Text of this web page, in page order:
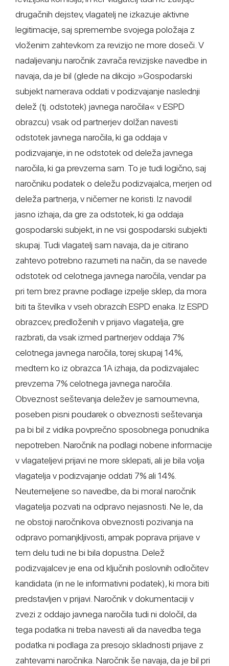
drugačnih dejstev, vlagatelj ne izkazuje aktivne
legitimacije, saj spremembe svojega položaja z
vloženim zahtevkom za revizijo ne more doseči. V
nadaljevanju naročnik zavrača revizijske navedbe in
navaja, da je bil (glede na dikcijo »Gospodarski
subjekt namerava oddati v podizvajanje naslednji
delež (tj. odstotek) javnega naročila« v ESPD
obrazcu) vsak od partnerjev dolžan navesti
odstotek javnega naročila, ki ga oddaja v
podizvajanje, in ne odstotek od deleža javnega
naročila, ki ga prevzema sam. To je tudi logično, saj
naročniku podatek o deležu podizvajalca, merjen od
deleža partnerja, v ničemer ne koristi. Iz navodil
jasno izhaja, da gre za odstotek, ki ga oddaja
gospodarski subjekt, in ne vsi gospodarski subjekti
skupaj. Tudi vlagatelj sam navaja, da je citirano
zahtevo potrebno razumeti na način, da se navede
odstotek od celotnega javnega naročila, vendar pa
pri tem brez pravne podlage izpelje sklep, da mora
biti ta številka v vseh obrazcih ESPD enaka. Iz ESPD
obrazcev, predloženih v prijavo vlagatelja, gre
razbrati, da vsak izmed partnerjev oddaja 7%
celotnega javnega naročila, torej skupaj 14%,
medtem ko iz obrazca 1A izhaja, da podizvajalec
prevzema 7% celotnega javnega naročila.
Obveznost seštevanja deležev je samoumevna,
poseben pisni poudarek o obveznosti seštevanja
pa bi bil z vidika povprečno sposobnega ponudnika
nepotreben. Naročnik na podlagi nobene informacije
v vlagateljevi prijavi ne more sklepati, ali je bila volja
vlagatelja v podizvajanje oddati 7% ali 14%.
Neutemeljene so navedbe, da bi moral naročnik
vlagatelja pozvati na odpravo nejasnosti. Ne le, da
ne obstoji naročnikova obveznosti pozivanja na
odpravo pomanjkljivosti, ampak poprava prijave v
tem delu tudi ne bi bila dopustna. Delež
podizvajalcev je ena od ključnih poslovnih odločitev
kandidata (in ne le informativni podatek), ki mora biti
predstavljen v prijavi. Naročnik v dokumentaciji v
zvezi z oddajo javnega naročila tudi ni določil, da
tega podatka ni treba navesti ali da navedba tega
podatka ni podlaga za presojo skladnosti prijave z
zahtevami naročnika. Naročnik še navaja, da je bil pri